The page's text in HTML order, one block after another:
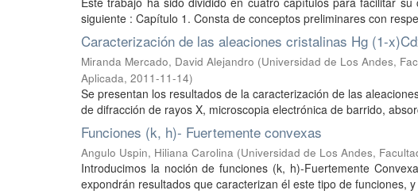
siguiente : Capítulo 1. Consta de conceptos preliminares con
Caracterización de las aleaciones cristalinas Hg (1-
Miranda Mercado, David Alejandro (Universidad de Los Andes,
Aplicada, 2011-11-14)
Se presentan los resultados de la caracterización de las
de difracción de rayos X, microscopia electrónica de barrido,
Funciones (k, h)- Fuertemente convexas
Angulo Uspin, Hiliana Carolina (Universidad de Los Andes,
Introducimos la noción de funciones (k, h)-Fuertemente
expondrán resultados que caracterizan él este tipo de funciones,